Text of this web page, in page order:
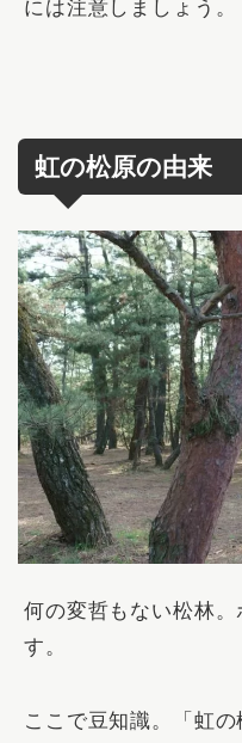
には注意しましょう。
虹の松原の由来
何の変哲もない松林
す。
ここで豆知識。「虹